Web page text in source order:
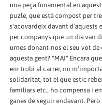
una peça fonamental en
puzle, que està compost per
s'acovardeix davant d'aquests
per companys que un dia van
urnes donant-nos el seu vot
aquesta gent? "MAI" Encara
em trobi al carrer, no
solidaritat, tot el que estic
familiars etc., ho compensa i
ganes de seguir endavant.